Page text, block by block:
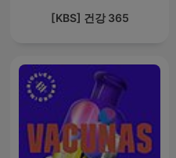
[KBS] 건강 365